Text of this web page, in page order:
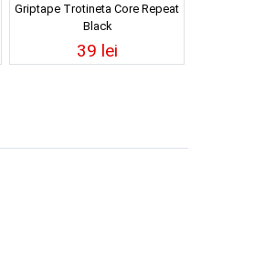
Griptape Trotineta Core Repeat
Black
39 lei